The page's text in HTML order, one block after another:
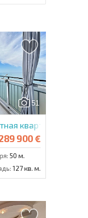
51
квартира в
900 €
50 м.
127 кв. м.